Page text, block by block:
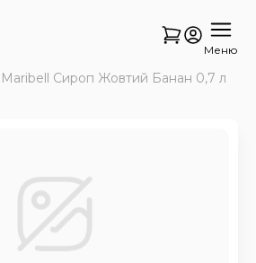
Меню
Maribell Сироп Жовтий Банан 0,7 л